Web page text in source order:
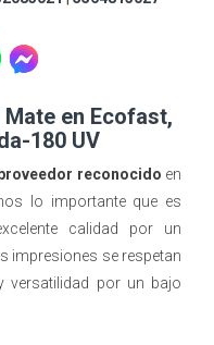
en Ecofast,
180 UV
reconocido en
lo importante que es
calidad por un
impresiones se respetan
versatilidad por un bajo